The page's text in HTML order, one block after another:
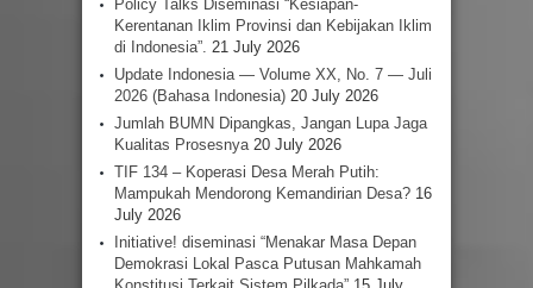
Policy Talks Diseminasi “Kesiapan-
Kerentanan Iklim Provinsi dan Kebijakan Iklim
di Indonesia”. 21 July 2026
Update Indonesia — Volume XX, No. 7 — Juli
2026 (Bahasa Indonesia) 20 July 2026
Jumlah BUMN Dipangkas, Jangan Lupa Jaga
Kualitas Prosesnya 20 July 2026
TIF 134 – Koperasi Desa Merah Putih:
Mampukah Mendorong Kemandirian Desa? 16
July 2026
Initiative! diseminasi “Menakar Masa Depan
Demokrasi Lokal Pasca Putusan Mahkamah